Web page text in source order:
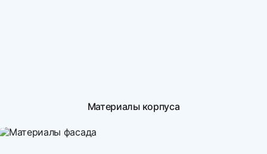
Материалы корпуса